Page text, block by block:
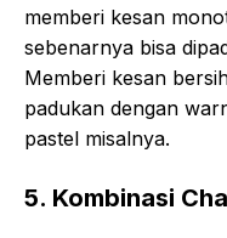
memberi kesan
sebenarnya bisa
Memberi kesan
padukan dengan
pastel misalnya.
5. Kombinasi